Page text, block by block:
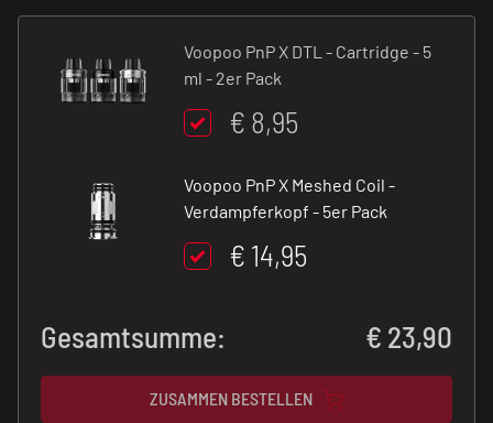
Voopoo PnP X DTL - Cartridge - 5
ml - 2er Pack
€ 8,95
Voopoo PnP X Meshed Coil -
Verdampferkopf - 5er Pack
€ 14,95
Gesamtsumme: € 23,90
ZUSAMMEN BESTELLEN